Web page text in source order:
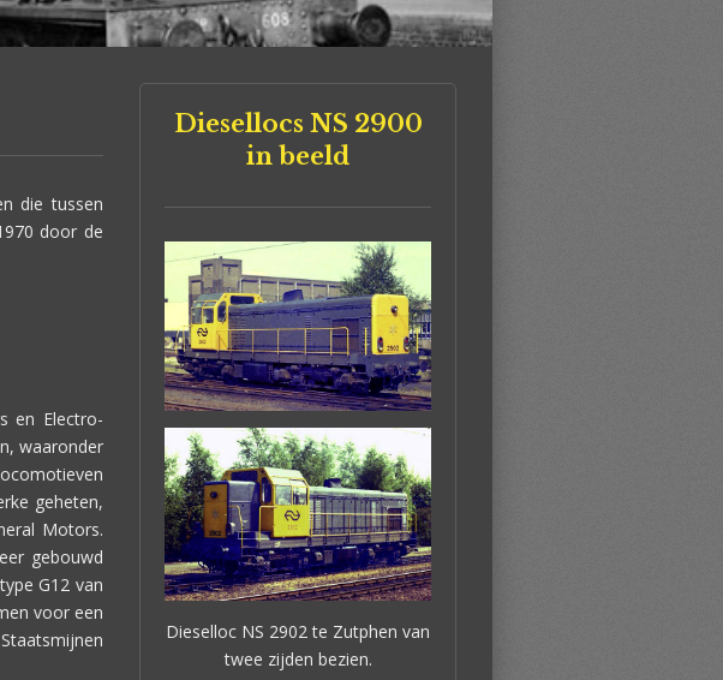
die tussen
door de
en Electro-
waaronder
geheten,
Motors.
gebouwd
G12 van
voor een
Diesellocs NS 2900
in beeld
Dieselloc NS 2902 te Zutphen van
twee zijden bezien.